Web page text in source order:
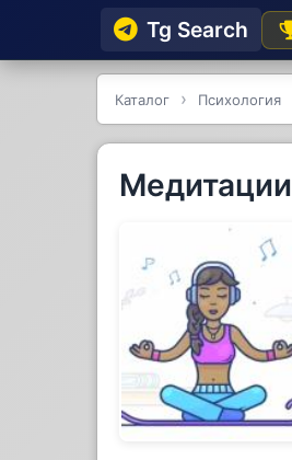
Tg Searсh
Каталог Психология
Медитации